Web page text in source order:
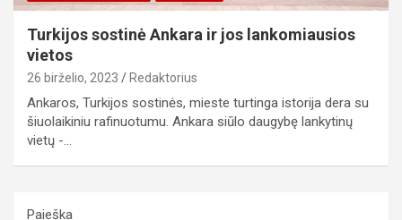
Turkijos sostinė Ankara ir jos lankomiausios
vietos
26 birželio, 2023 Redaktorius
Ankaros, Turkijos sostinės, mieste turtinga istorija dera su
šiuolaikiniu rafinuotumu. Ankara siūlo daugybę lankytinų
vietų -…
Paieška